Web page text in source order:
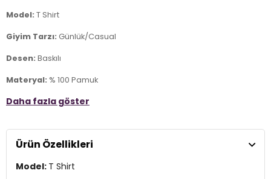
Model: T Shirt
Giyim Tarzı: Günlük/Casual
Desen: Baskılı
Materyal: % 100 Pamuk
Yaka Tipi:Bisiklet Yaka
Kumaş Tipi:Belirtilmemiş
Boy:Standart
Daha fazla göster
Ürün Özellikleri
Model: T Shirt